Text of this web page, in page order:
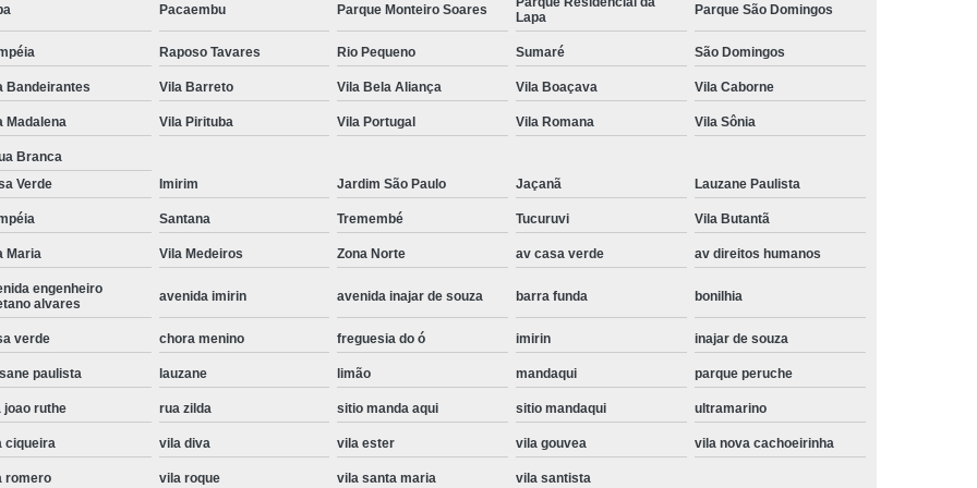
Instalação de Maquina de Lavar Samsung
Instalação Eletrica Maquina de Lavar Roupa
Instalação Maquina de Lavar Roupa
Instalação Maquina de Lavar Samsung
Instalação Maquina Lavar e Seca
Instalação para Maquina de Lavar Roupa
Instalar Maquina de Lavar Samsung
Instalar Maquina Lavar Roupa
Maquina de Lavar Roupa Instalação
Samsung Instalação Maquina de Lavar
Instalação de Lava e Seca
Instalação de Lava e Seca Samsung
Instalação de Maquina Lava e Seca
Instalação Maquina Lava e Seca
Instalação Maquina Lava e Seca Samsung
Instalação Samsung Lava e Seca
Lava e Seca Instalação
Manutenção de Fogão Electrolux
Manutenção em Fogão
Pacaembu Parque Monteiro Soares
Lapa
Parque São Domingos
Raposo Tavares Rio Pequeno Sumaré São Domingos
Bandeirantes Vila Barreto Vila Bela Aliança Vila Boaçava Vila Caborne
Madalena Vila Pirituba Vila Portugal Vila Romana Vila Sônia
Branca
Verde Imirim Jardim São Paulo Jaçanã Lauzane Paulista
Santana Tremembé Tucuruvi Vila Butantã
Maria Vila Medeiros Zona Norte av casa verde av direitos humanos
engenheiro
alvares
avenida imirin avenida inajar de souza barra funda bonilhia
verde chora menino freguesia do ó imirin inajar de souza
paulista lauzane limão mandaqui parque peruche
joao ruthe rua zilda sitio manda aqui sitio mandaqui ultramarino
ciqueira vila diva vila ester vila gouvea vila nova cachoeirinha
romero vila roque vila santa maria vila santista